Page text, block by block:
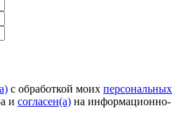
c обработкой моих персональных
и согласен(а) на информационно-